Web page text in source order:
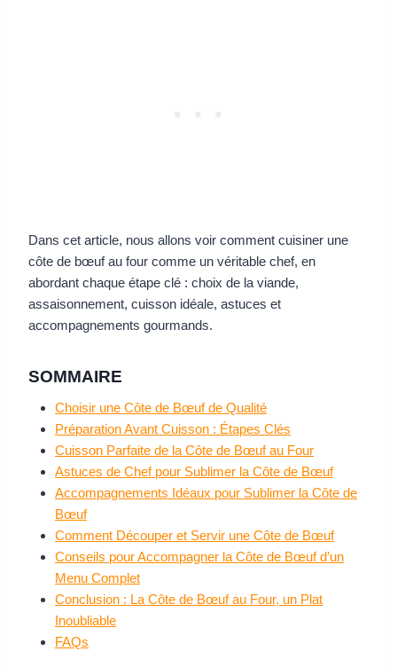
Dans cet article, nous allons voir comment cuisiner une
côte de bœuf au four comme un véritable chef, en
abordant chaque étape clé : choix de la viande,
assaisonnement, cuisson idéale, astuces et
accompagnements gourmands.
SOMMAIRE
Choisir une Côte de Bœuf de Qualité
Préparation Avant Cuisson : Étapes Clés
Cuisson Parfaite de la Côte de Bœuf au Four
Astuces de Chef pour Sublimer la Côte de Bœuf
Accompagnements Idéaux pour Sublimer la Côte de
Bœuf
Comment Découper et Servir une Côte de Bœuf
Conseils pour Accompagner la Côte de Bœuf d’un
Menu Complet
Conclusion : La Côte de Bœuf au Four, un Plat
Inoubliable
FAQs